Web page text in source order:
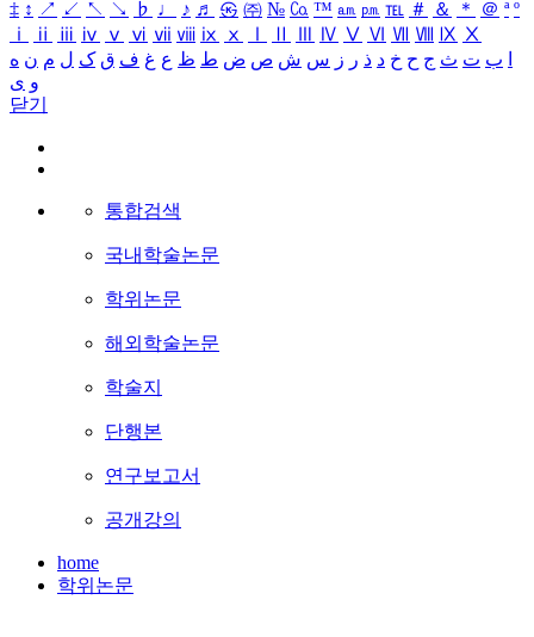
‡ ↕ ↗ ↙ ↖ ↘ ♭ ♩ ♪ ♬ ㉿ ㈜ № ㏇ ™ ㏂ ㏘ ℡ ＃ ＆ ＊ ＠ ª º
ⅰ
ⅱ ⅲ ⅳ ⅴ ⅵ ⅶ ⅷ ⅸ ⅹ Ⅳ Ⅴ Ⅵ Ⅶ Ⅷ Ⅸ Ⅹ
ب ت ث ج ح خ د ذ ر ز س ش ص ض ط ظ ع غ ف ق ک ل م ن ه
و ی
닫기
통합검색
국내학술논문
학위논문
해외학술논문
학술지
단행본
연구보고서
공개강의
home
학위논문